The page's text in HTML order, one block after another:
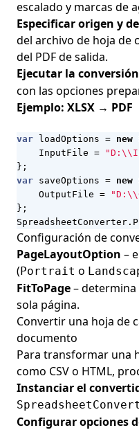
escalado y marcas de
Especificar origen y
del archivo de hoja de
del PDF de salida.
Ejecutar la conversión
con las opciones
Ejemplo: XLSX → PDF
var loadOptions = new
InputFile =
};
var saveOptions = new
OutputFile =
};
SpreadsheetConverter .
Configuración de
PageLayoutOption –
(Portrait o
FitToPage– determina
sola página.
Convertir una hoja de
documento
Para transformar una
como CSV o HTML,
Instanciar el
Configurar opciones